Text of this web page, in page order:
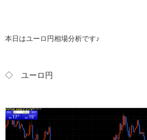
本日はユーロ円相場分析です♪
◇ ユーロ 円